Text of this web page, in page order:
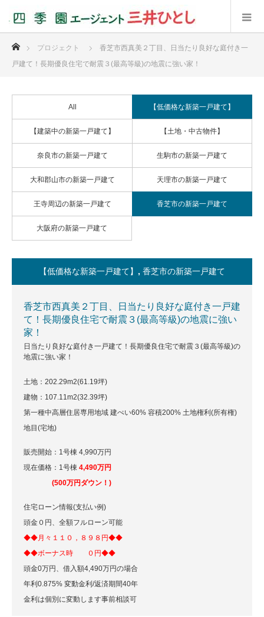
プロジェクト
香芝市西真美２丁目、日当たり良好な庭付き一
戸建て！長期優良住宅で耐震３(最高等級)の地震に強い家！
All 【低価格な新築一戸建て】
【建築中の新築一戸建て】 【土地・中古物件】
奈良市の新築一戸建て 生駒市の新築一戸建て
大和郡山市の新築一戸建て 天理市の新築一戸建て
王寺周辺の新築一戸建て 香芝市の新築一戸建て
大阪府の新築一戸建て
【低価格な新築一戸建て】 , 香芝市の新築一戸建て
香芝市西真美２丁目、日当たり良好な庭付き一戸建
て！長期優良住宅で耐震３(最高等級)の地震に強い
家！
日当たり良好な庭付き一戸建て！長期優良住宅で耐震３(最高等級)の
地震に強い家！
土地：202.29m2(61.19坪)
建物：107.11m2(32.39坪)
第一種中高層住居専用地域 建ぺい60% 容積200% 土地権利(所有権)
地目(宅地)
販売開始：1号棟 4,990万円
現在価格：1号棟 4,490万円
(500万円ダウン！)
住宅ローン情報(支払い例)
頭金０円、全額フルローン可能
◆◆月々１１０，８９８ 円◆◆
◆◆ボーナス時 ０円◆◆
頭金0万円、借入額4,490万円の場合
年利0.875% 変動金利/返済期間40年
金利は個別に変動します事前相談可